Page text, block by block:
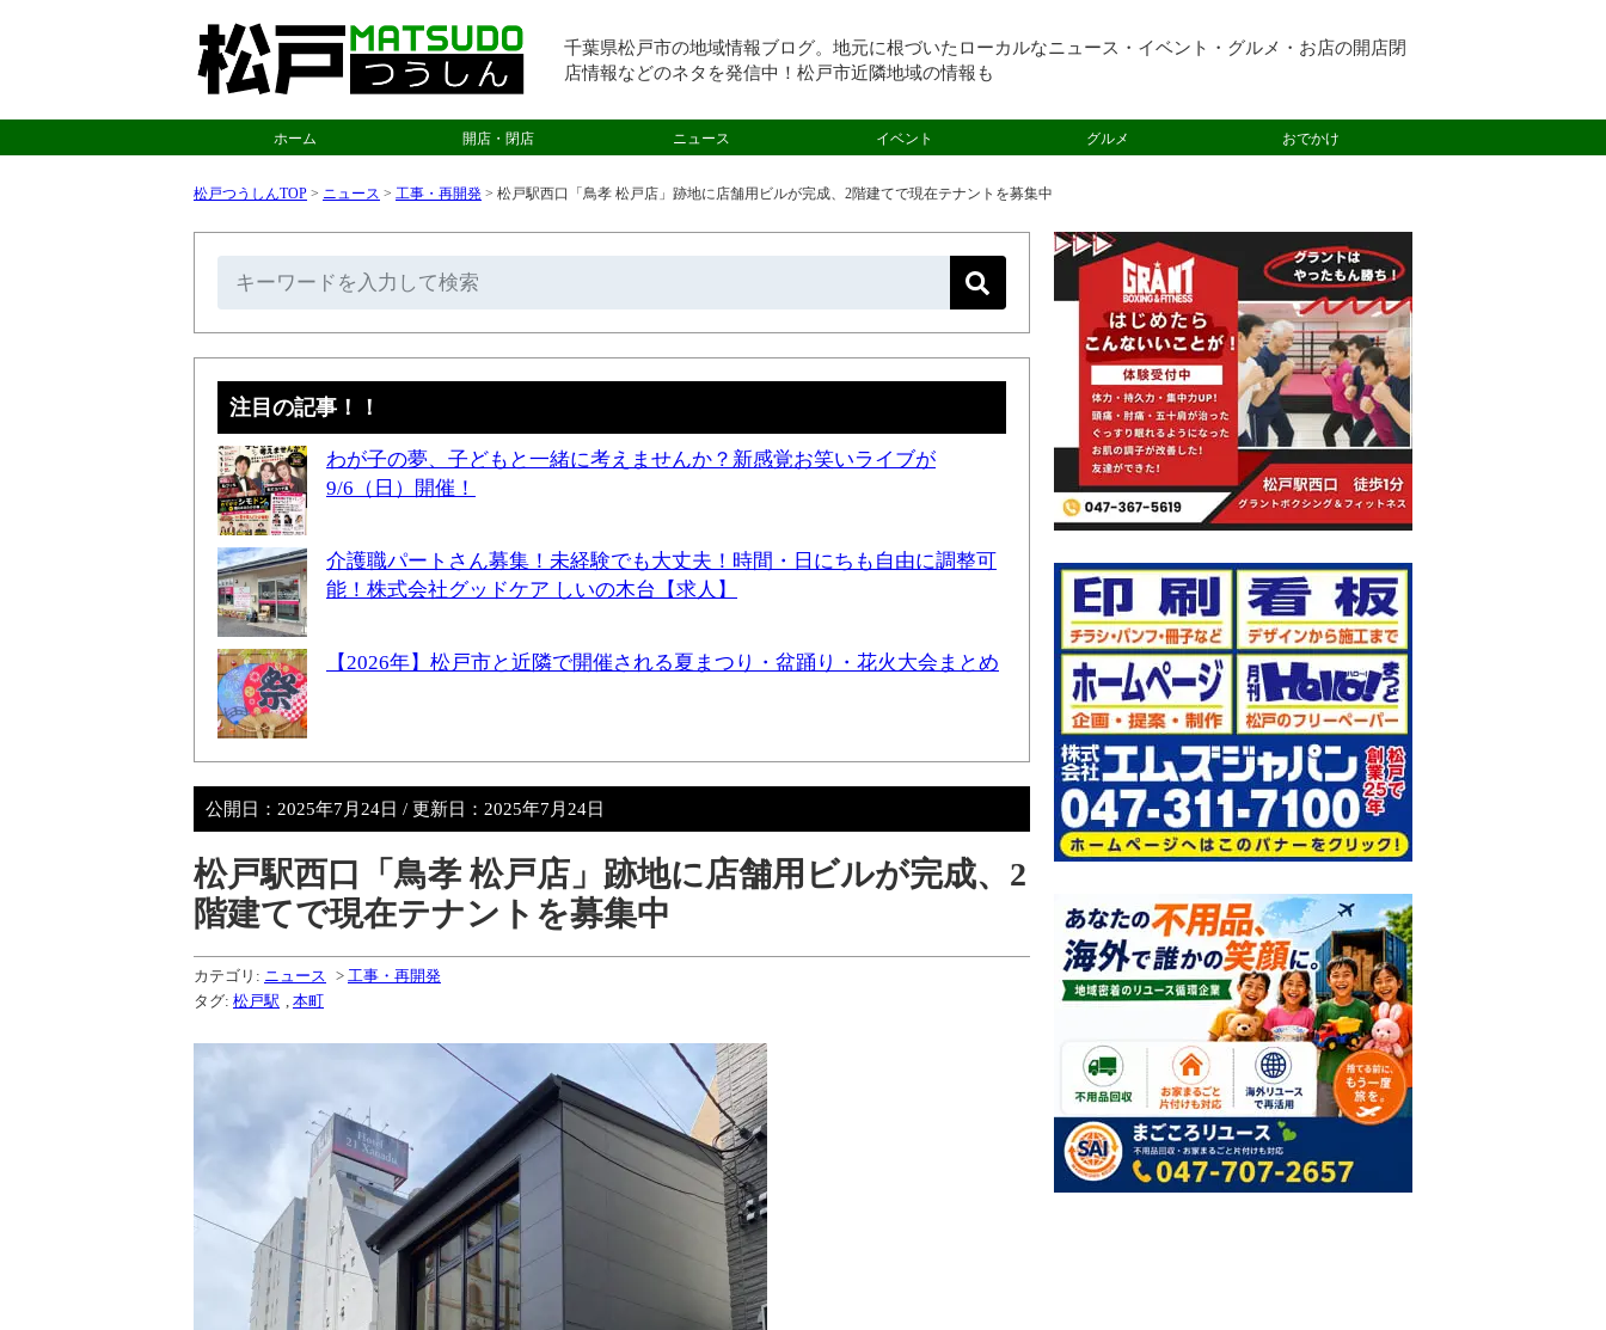
千葉県松戸市の地域情報ブログ。地元に根づいたローカルなニュース・イベント・グルメ・お店の開店閉
店情報などのネタを発信中！松戸市近隣地域の情報も
ホーム 開店・閉店 ニュース イベント グルメ おでかけ
松戸つうしんTOP > ニュース > 工事・再開発 > 松戸駅西口「鳥孝 松戸店」跡地に店舗用ビルが完成、2階建てで現在テナントを募集中
注目の記事！！
わが子の夢、子どもと一緒に考えませんか？新感覚お笑いライブが
9/6（日）開催！
介護職パートさん募集！未経験でも大丈夫！時間・日にちも自由に調整可
能！株式会社グッドケア しいの木台【求人】
【2026年】松戸市と近隣で開催される夏まつり・盆踊り・花火大会まとめ
公開日： 2025年7月24日 / 更新日： 2025年7月24日
松戸駅西口「鳥孝 松戸店」跡地に店舗用ビルが完成、2
階建てで現在テナントを募集中
カテゴリ: ニュース > 工事・再開発
タグ: 松戸駅 本町